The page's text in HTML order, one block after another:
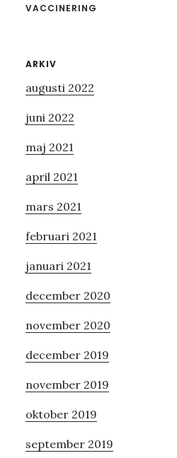
VACCINERING
Primärt
sidofält
ARKIV
augusti 2022
juni 2022
maj 2021
april 2021
mars 2021
februari 2021
januari 2021
december 2020
november 2020
december 2019
november 2019
oktober 2019
september 2019